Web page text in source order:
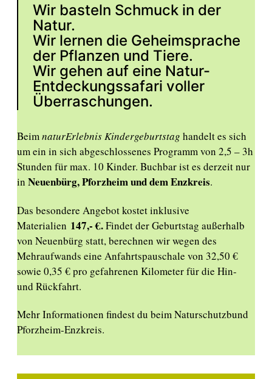
Wir basteln Schmuck in der
Natur.
Wir lernen die Geheimsprache
der Pflanzen und Tiere.
Wir gehen auf eine Natur-
Entdeckungssafari voller
Überraschungen.
BeimnaturErlebnis Kindergeburtstag handelt es sich
um ein in sich abgeschlossenes Programm von 2,5 – 3h
Stunden für max. 10 Kinder. Buchbar ist es derzeit nur
in Neuenbürg, Pforzheim und dem Enzkreis.
Das besondere Angebot kostet inklusive
Materialien 147,- €.Findet der Geburtstag außerhalb
von Neuenbürg statt, berechnen wir wegen des
Mehraufwands eine Anfahrtspauschale von 32,50 €
sowie 0,35 € pro gefahrenen Kilometer für die Hin-
und Rückfahrt.
Mehr Informationen findest du beim Naturschutzbund
Pforzheim-Enzkreis.